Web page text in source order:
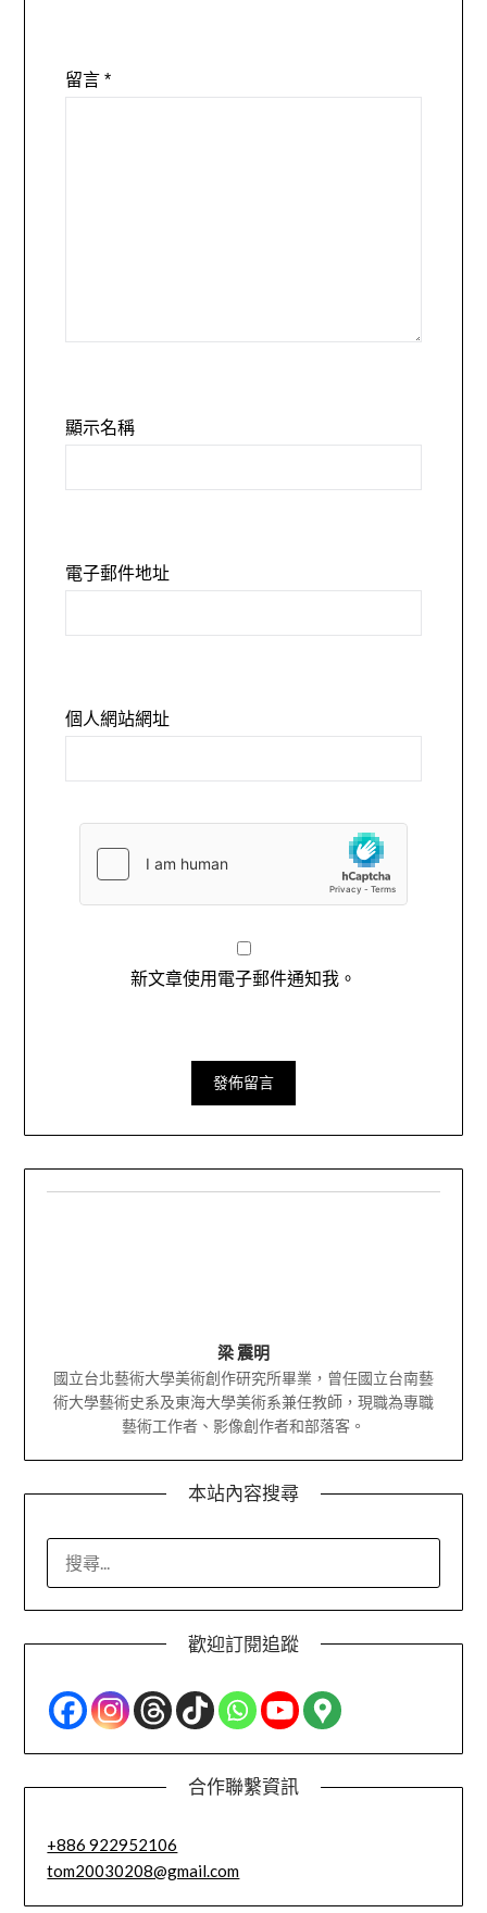
留言 *
顯示名稱
電子郵件地址
個人網站網址
新文章使用電子郵件通知我。
梁 震明
國立台北藝術大學美術創作研究所畢業，曾任國立台南藝
術大學藝術史系及東海大學美術系兼任教師，現職為專職
藝術工作者、影像創作者和部落客。
本站內容搜尋
歡迎訂閱追蹤
合作聯繫資訊
+886 922952106
tom20030208@gmail.com